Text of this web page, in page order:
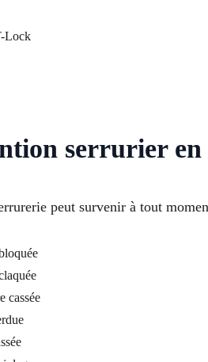
Lock
serrurier en
peut survenir à tout
cassée